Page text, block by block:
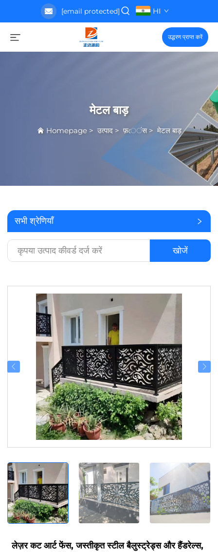
[email protected] HI
उद्धरण प्राप्त करें
मेटल बाड़
Homepage> उत्पाद> फ़েंस>मेटल बाड़
सभी श्रेणियाँ
खोजें
लेज़र कट आर्ट फेंस, जस्तीकृत स्टील बैलुस्ट्रेड्स और हैंडरेल्स,